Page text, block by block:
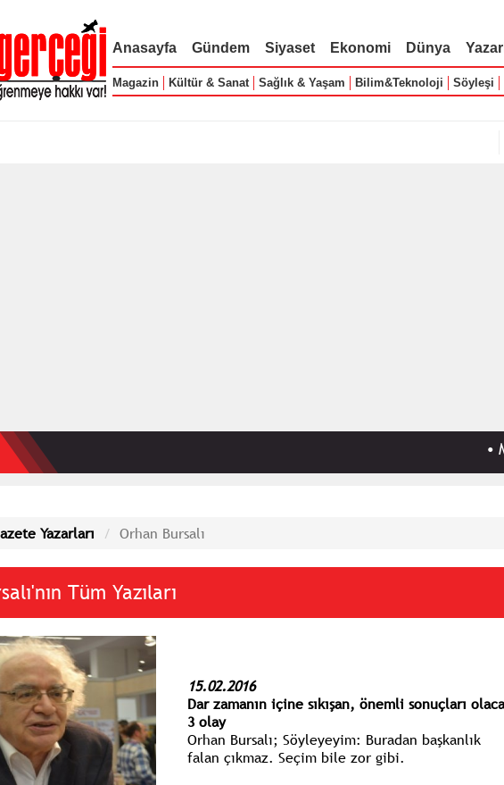
Anasayfa Gündem Siyaset Ekonomi Dünya
Magazin Kültür & Sanat Sağlık & Yaşam Bilim&Teknoloji Söyleşi
Mansur
Yazarları Orhan Bursalı
Tüm Yazıları
15.02.2016
Dar zamanın içine sıkışan, önemli sonuçları
3 olay
Orhan Bursalı; Söyleyeyim: Buradan başkanlık
falan çıkmaz. Seçim bile zor gibi.